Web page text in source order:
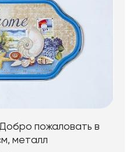
пожаловать в
металл